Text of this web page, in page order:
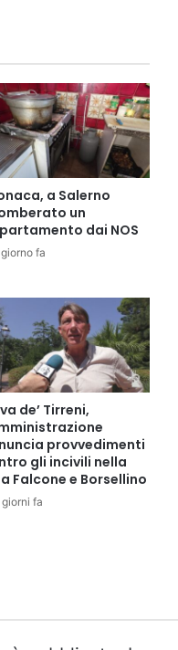
a Salerno
un
dai NOS
fa
de’ Tirreni,
provvedimenti
gli incivili nella
Falcone e Borsellino
giorni fa